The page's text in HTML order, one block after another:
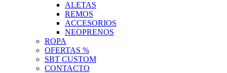
ALETAS
REMOS
ACCESORIOS
NEOPRENOS
ROPA
OFERTAS %
SBT CUSTOM
CONTACTO